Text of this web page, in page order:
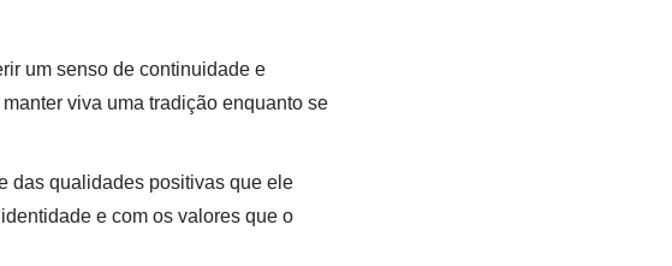
um senso de continuidade e
viva uma tradição enquanto se
das qualidades positivas que ele
e com os valores que o